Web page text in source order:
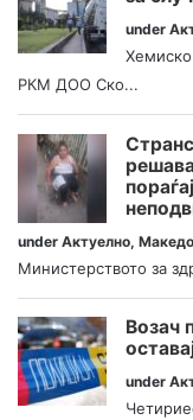
under
РКМ ДОО Ско...
under Актуелно,
Министерството за
Возач
under